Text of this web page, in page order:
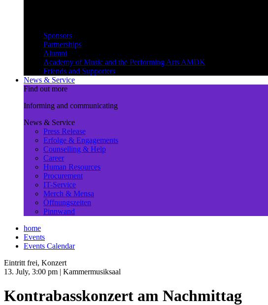
Sponsors
Partnerships
Alumni
Academy of Music and the Performing Arts AMDK
Friends and Supporters
News & Service
Find out more
Informing and communicating
News & Service
Press Release
Erfolge & Engagements
Counselling & Help
Career
Human Resources
Procurement
IT-Service
Merch & Mensa
Öffnungszeiten
Pinnwand
home
Events
Events Calendar
Eintritt frei, Konzert
13. July, 3:00 pm | Kammermusiksaal
Kontrabasskonzert am Nachmittag